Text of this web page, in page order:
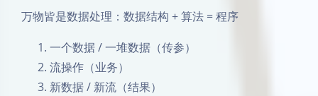
万物皆是数据处理：数据结构 + 算法 = 程序
一个数据 / 一堆数据（传参）
流操作（业务）
新数据 / 新流（结果）